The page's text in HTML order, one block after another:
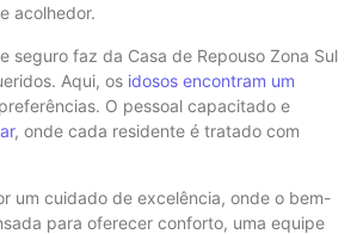
acolhedor.
seguro faz da Casa de Repouso Zona Sul
Aqui, os idosos encontram um
O pessoal capacitado e
, onde cada residente é tratado com
um cuidado de excelência, onde o bem-
para oferecer conforto, uma equipe